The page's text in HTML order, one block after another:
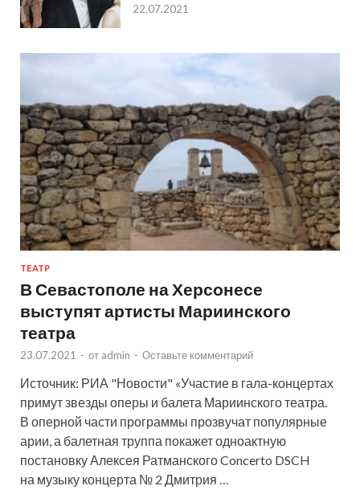
22.07.2021
ТЕАТР
В Севастополе на Херсонесе
выступят артисты Мариинского
театра
23.07.2021 - от admin - Оставьте комментарий
Источник: РИА "Новости" «Участие в гала-концертах
примут звезды оперы и балета Мариинского театра.
В оперной части программы прозвучат популярные
арии, а балетная труппа покажет одноактную
постановку Алексея Ратманского Concerto DSCH
на музыку концерта № 2 Дмитрия …